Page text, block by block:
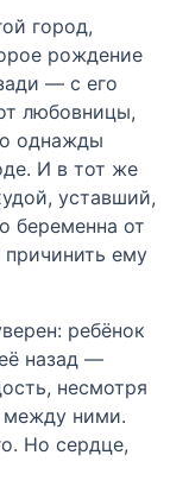
город,
рождение
— с его
любовницы,
однажды
И в тот же
уставший,
беременна от
ему
ребёнок
назад —
несмотря
между ними.
Но сердце,